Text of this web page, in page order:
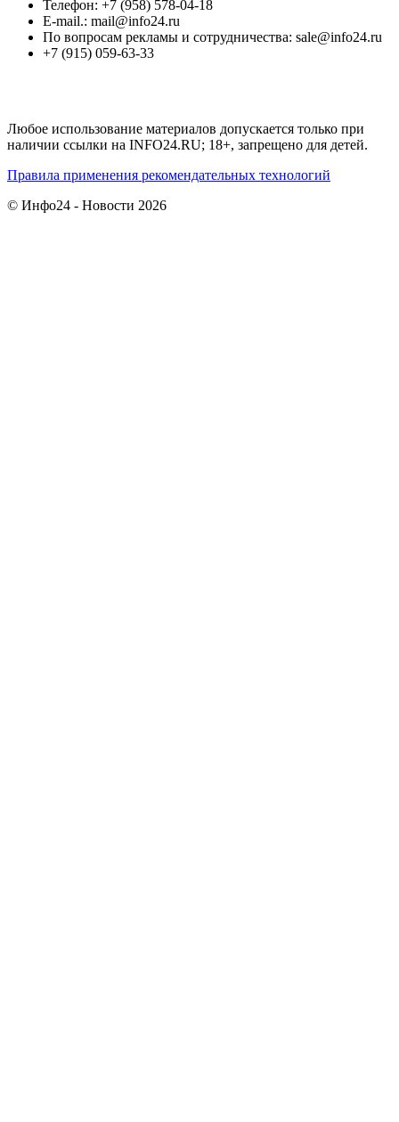
Телефон: +7 (958) 578-04-18
E-mail.: mail@info24.ru
По вопросам рекламы и сотрудничества: sale@info24.ru
+7 (915) 059-63-33
Любое использование материалов допускается только при
наличии ссылки на INFO24.RU; 18+, запрещено для детей.
Правила применения рекомендательных технологий
© Инфо24 - Новости 2026